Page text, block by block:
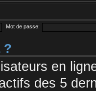
Mot de passe:
?
en
des 5